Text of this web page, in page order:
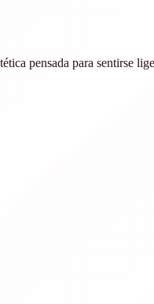
pensada para sentirse